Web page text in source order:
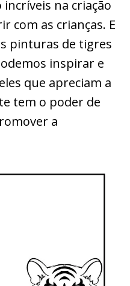
na criação
com as crianças. E
pinturas de tigres
inspirar e
que apreciam a
tem o poder de
a